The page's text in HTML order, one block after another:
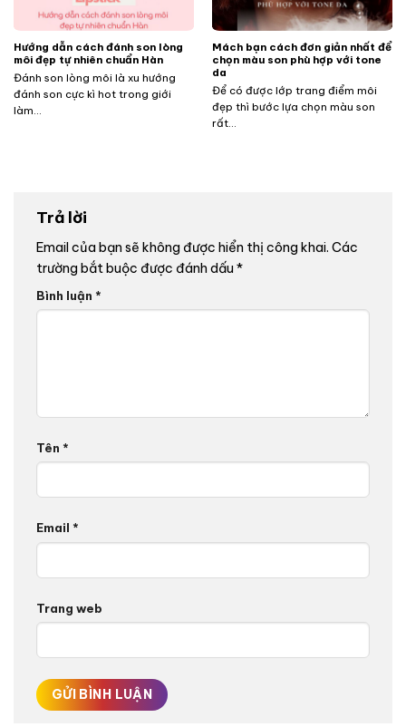
Hướng dẫn cách đánh son lòng
môi đẹp tự nhiên chuẩn Hàn
Đánh son lòng môi là xu hướng
đánh son cực kì hot trong giới
làm...
Mách bạn cách đơn giản nhất để
chọn màu son phù hợp với tone
da
Để có được lớp trang điểm môi
đẹp thì bước lựa chọn màu son
rất...
Trả lời
Email của bạn sẽ không được hiển thị công khai. Các
trường bắt buộc được đánh dấu *
Bình luận *
Tên *
Email *
Trang web